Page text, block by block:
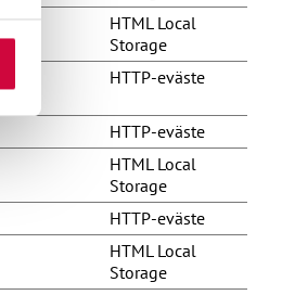
HTML Local
Storage
HTTP-eväste
HTTP-eväste
HTML Local
Storage
HTTP-eväste
HTML Local
Storage